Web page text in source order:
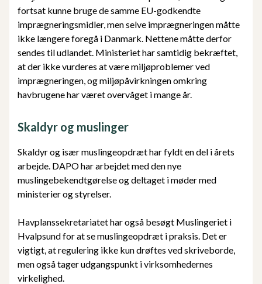
fortsat kunne bruge de samme EU-godkendte
imprægneringsmidler, men selve imprægneringen måtte
ikke længere foregå i Danmark. Nettene måtte derfor
sendes til udlandet. Ministeriet har samtidig bekræftet,
at der ikke vurderes at være miljøproblemer ved
imprægneringen, og miljøpåvirkningen omkring
havbrugene har været overvåget i mange år.
Skaldyr og muslinger
Skaldyr og især muslingeopdræt har fyldt en del i årets
arbejde. DAPO har arbejdet med den nye
muslingebekendtgørelse og deltaget i møder med
ministerier og styrelser.
Havplanssekretariatet har også besøgt Muslingeriet i
Hvalpsund for at se muslingeopdræt i praksis. Det er
vigtigt, at regulering ikke kun drøftes ved skriveborde,
men også tager udgangspunkt i virksomhedernes
virkelighed.